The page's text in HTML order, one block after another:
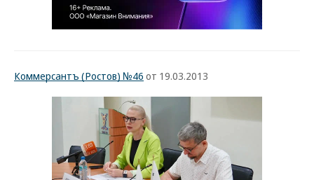
Коммерсантъ (Ростов) №46 от 19.03.2013